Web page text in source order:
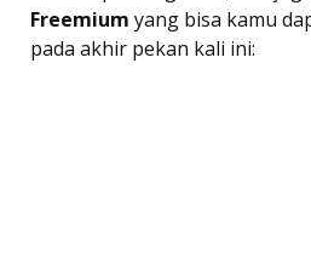
Freemium  yang bisa kamu
pada akhir pekan kali ini: